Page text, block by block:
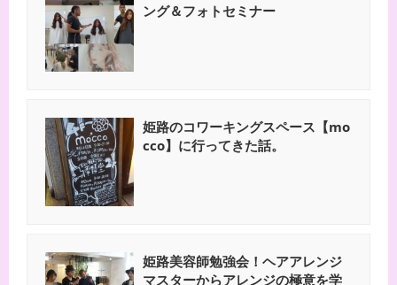
ング＆フォトセミナー
姫路のコワーキングスペース【mo
cco】に行ってきた話。
姫路美容師勉強会！ヘアアレンジ
マスターからアレンジの極意を学